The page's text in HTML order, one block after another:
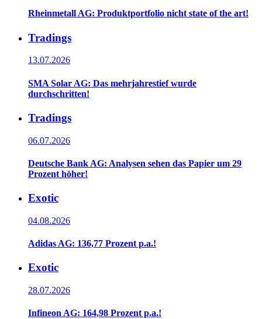
Rheinmetall AG: Produktportfolio nicht state of the art!
Tradings
13.07.2026
SMA Solar AG: Das mehrjahrestief wurde
durchschritten!
Tradings
06.07.2026
Deutsche Bank AG: Analysen sehen das Papier um 29
Prozent höher!
Exotic
04.08.2026
Adidas AG: 136,77 Prozent p.a.!
Exotic
28.07.2026
Infineon AG: 164,98 Prozent p.a.!